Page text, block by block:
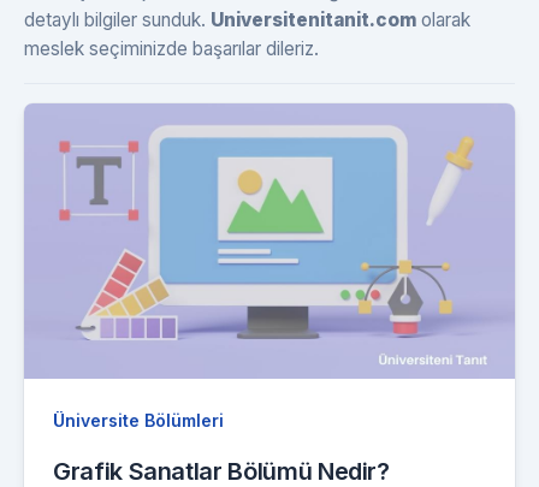
detaylı bilgiler sunduk. Universitenitanit.com olarak
meslek seçiminizde başarılar dileriz.
Üniversite Bölümleri
Grafik Sanatlar Bölümü Nedir?